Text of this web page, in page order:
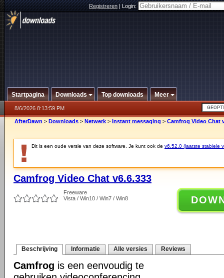
Registreren|Login:
Startpagina Downloads Top downloads Meer
8/6/2026 8:13:59 PM
AfterDawn > Downloads > Netwerk > Instant messaging > Camfrog Video Chat
Dit is een oude versie van deze software. Je kunt ook de v6.52.0 (laatste stabiele
Camfrog Video Chat v6.6.333
Freeware
Vista / Win10 / Win7 / Win8
Beschrijving Informatie Alle versies Reviews
Camfrog is een eenvoudig te